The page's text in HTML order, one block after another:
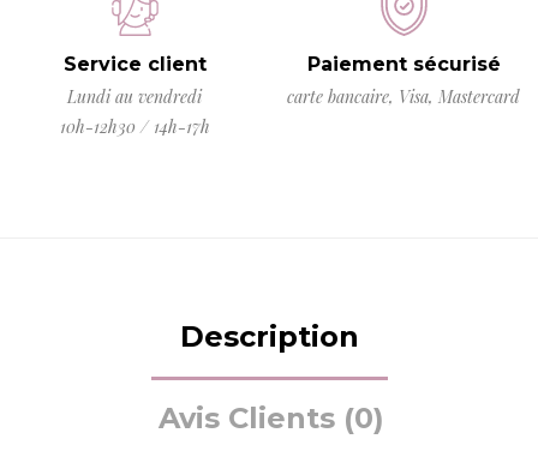
Service client
Lundi au vendredi
10h-12h30 / 14h-17h
Paiement sécurisé
carte bancaire, Visa, Mastercard
Description
Avis Clients (0)